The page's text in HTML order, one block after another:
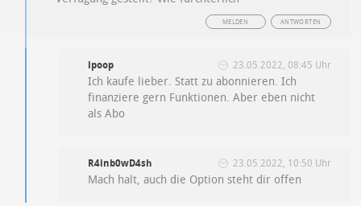
ANTWORTEN
MELDEN
ipoop 23.05.2022, 08:45 Uhr
Ich kaufe lieber. Statt zu abonnieren. Ich
finanziere gern Funktionen. Aber eben nicht
als Abo
R4inb0wD4sh 23.05.2022, 10:50 Uhr
Mach halt, auch die Option steht dir offen